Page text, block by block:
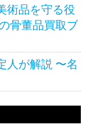
術品を守る役
骨董品買取ブ
人が解説 〜名